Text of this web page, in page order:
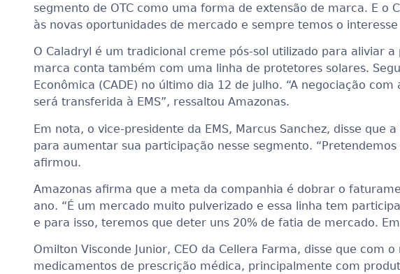
segmento de OTC como uma forma de extensão de marca. E
às novas oportunidades de mercado e sempre temos o
O Caladryl é um tradicional creme pós-sol utilizado para aliviar
marca conta também com uma linha de protetores solares.
Econômica (CADE) no último dia 12 de julho. “A negociação
será transferida à EMS”, ressaltou Amazonas.
Em nota, o vice-presidente da EMS, Marcus Sanchez, disse
para aumentar sua participação nesse segmento.
afirmou.
Amazonas afirma que a meta da companhia é dobrar o
ano. “É um mercado muito pulverizado e essa linha tem
e para isso, teremos que deter uns 20% de fatia de mercado.
Omilton Visconde Junior, CEO da Cellera Farma, disse que
medicamentos de prescrição médica, principalmente com